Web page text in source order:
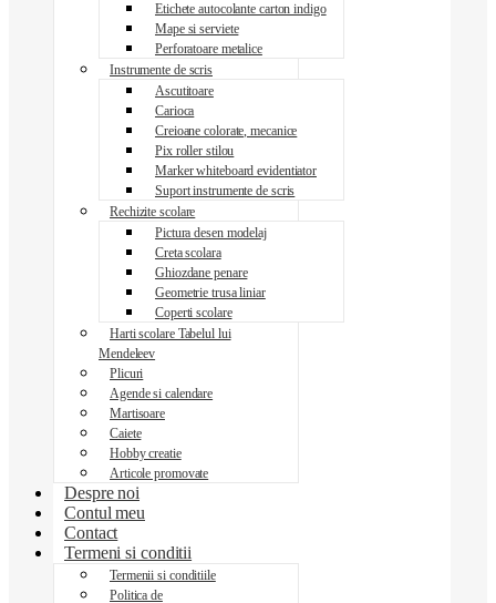
Etichete autocolante carton indigo
Mape si serviete
Perforatoare metalice
Instrumente de scris
Ascutitoare
Carioca
Creioane colorate, mecanice
Pix roller stilou
Marker whiteboard evidentiator
Suport instrumente de scris
Rechizite scolare
Pictura desen modelaj
Creta scolara
Ghiozdane penare
Geometrie trusa liniar
Coperti scolare
Harti scolare Tabelul lui
Mendeleev
Plicuri
Agende si calendare
Martisoare
Caiete
Hobby creatie
Articole promovate
Despre noi
Contul meu
Contact
Termeni si conditii
Termenii si conditiile
Politica de